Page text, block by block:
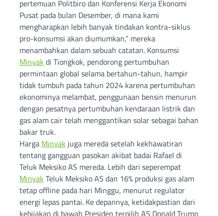
pertemuan Politbiro dan Konferensi Kerja Ekonomi
Pusat pada bulan Desember, di mana kami
mengharapkan lebih banyak tindakan kontra-siklus
pro-konsumsi akan diumumkan,” mereka
menambahkan dalam sebuah catatan. Konsumsi
Minyak di Tiongkok, pendorong pertumbuhan
permintaan global selama bertahun-tahun, hampir
tidak tumbuh pada tahun 2024 karena pertumbuhan
ekonominya melambat, penggunaan bensin menurun
dengan pesatnya pertumbuhan kendaraan listrik dan
gas alam cair telah menggantikan solar sebagai bahan
bakar truk.
Harga Minyak juga mereda setelah kekhawatiran
tentang gangguan pasokan akibat badai Rafael di
Teluk Meksiko AS mereda. Lebih dari seperempat
Minyak Teluk Meksiko AS dan 16% produksi gas alam
tetap offline pada hari Minggu, menurut regulator
energi lepas pantai. Ke depannya, ketidakpastian dari